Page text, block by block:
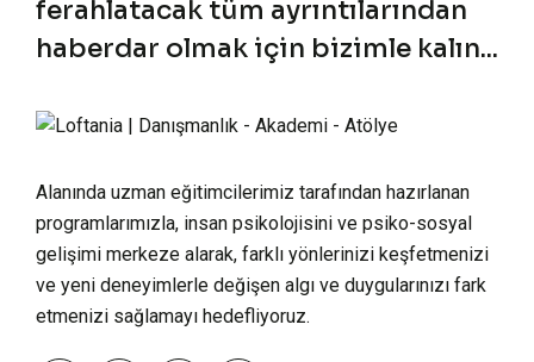
ferahlatacak tüm ayrıntılarından
haberdar olmak için bizimle kalın...
Alanında uzman eğitimcilerimiz tarafından hazırlanan
programlarımızla, insan psikolojisini ve psiko-sosyal
gelişimi merkeze alarak, farklı yönlerinizi keşfetmenizi
ve yeni deneyimlerle değişen algı ve duygularınızı fark
etmenizi sağlamayı hedefliyoruz.